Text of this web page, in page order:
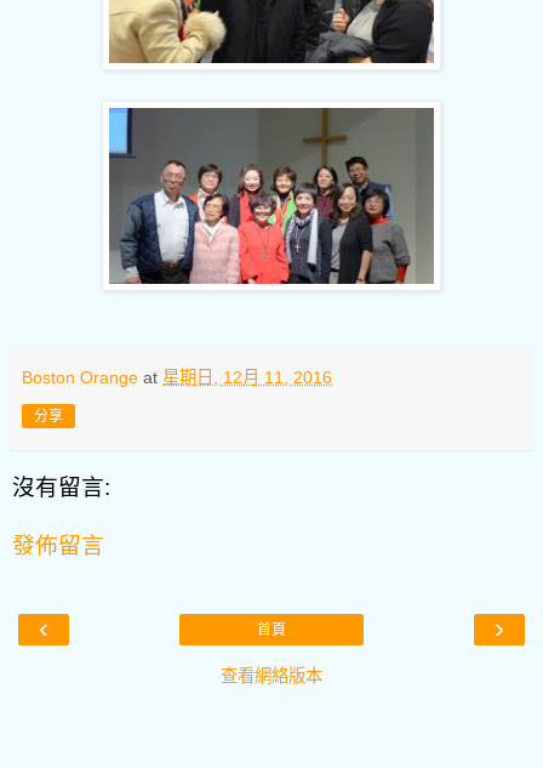
Boston Orange at 星期日, 12月 11, 2016
分享
沒有留言:
發佈留言
‹ ›
首頁
查看網絡版本